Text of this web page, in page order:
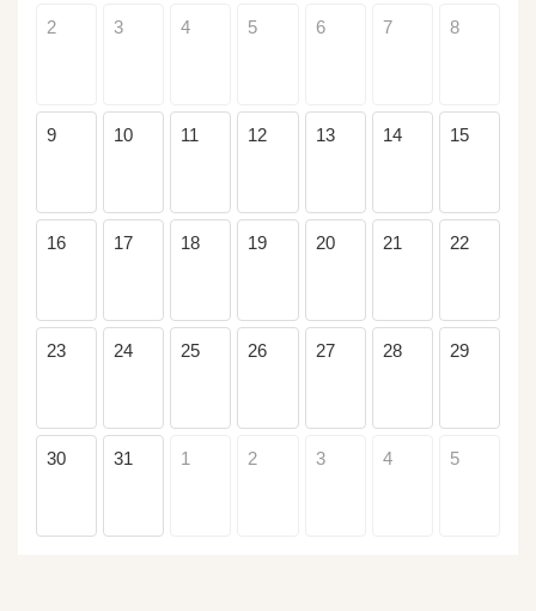
2 3 4 5 6 7 8
9 10 11 12 13 14 15
16 17 18 19 20 21 22
23 24 25 26 27 28 29
30 31 1 2 3 4 5